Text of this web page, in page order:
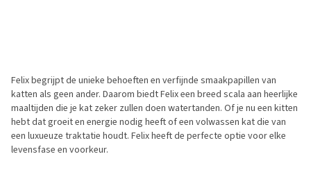
Felix begrijpt de unieke behoeften en verfijnde smaakpapillen van
katten als geen ander. Daarom biedt Felix een breed scala aan heerlijke
maaltijden die je kat zeker zullen doen watertanden. Of je nu een kitten
hebt dat groeit en energie nodig heeft of een volwassen kat die van
een luxueuze traktatie houdt. Felix heeft de perfecte optie voor elke
levensfase en voorkeur.